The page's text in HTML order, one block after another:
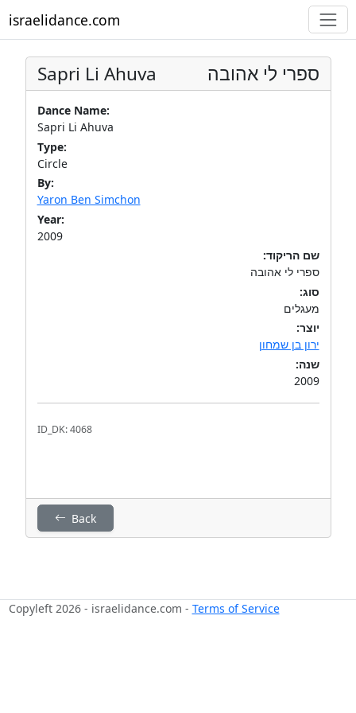
israelidance.com
Sapri Li Ahuva ספרי לי אהובה
Dance Name:
Sapri Li Ahuva
Type:
Circle
By:
Yaron Ben Simchon
Year:
2009
שם הריקוד:
ספרי לי אהובה
סוג:
מעגלים
יוצר:
ירון בן שמחון
שנה:
2009
ID_DK: 4068
Back
Copyleft 2026 - israelidance.com - Terms of Service